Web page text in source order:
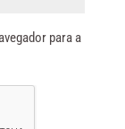
para a